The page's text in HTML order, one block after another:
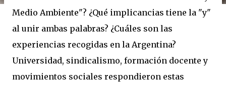
Medio Ambiente"? ¿Qué implicancias tiene la "y"
al unir ambas palabras? ¿Cuáles son las
experiencias recogidas en la Argentina?
Universidad, sindicalismo, formación docente y
movimientos sociales respondieron estas